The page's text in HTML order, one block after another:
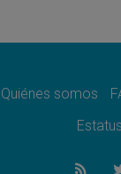
Quiénes somos